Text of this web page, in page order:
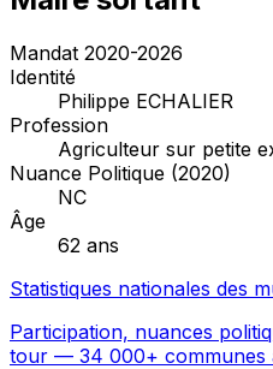
Mandat 2020-2026
Identité
Philippe ECHALIER
Profession
Agriculteur sur petite
Nuance Politique (2020)
NC
Âge
62 ans
Statistiques nationales des
Participation, nuances
tour — 34 000+ communes